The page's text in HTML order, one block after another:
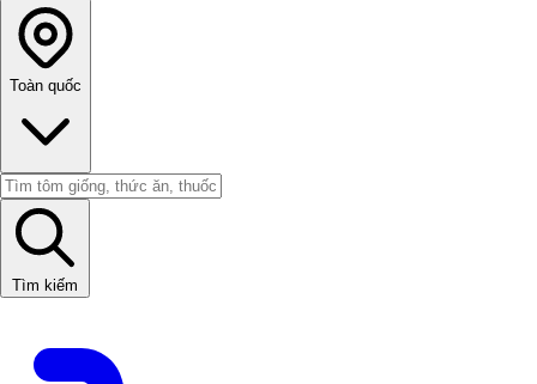
Toàn quốc
Tìm kiếm